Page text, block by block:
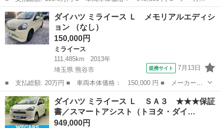
名： ダイハツ ■ 車種名： ミライース ■ グレード名： Ｘ Ｓ
ＡＩＩＩ ワイドＢｌｕｅｔｏｏｔｈ／ＵＳＢチューナー 保証 新
車保証・ま...
東京 足立区 ミライース
ダイハツ ミライース Ｌ メモリアルエディシ
ョン （なし）
150,000円
ミライース
111,485km
2013年
埼玉県 熊谷市
提携サイト 7月13日
■ 支払総額: 20万円 ■ 車両本体価格： 150,000 円 ■ メーカー
名： ダイハツ ■ 車種名： ミライース ■ グレード名： Ｌ メ
モリアルエディション ■ 排気量： 660cc ■ ドア枚数： 5D ■ ミ
ッ...
埼玉 熊谷市 ミライース
ダイハツ ミライース Ｌ ＳＡ３ ★★★保証
書／スマートアシスト（トヨタ・ダイ…
949,000円